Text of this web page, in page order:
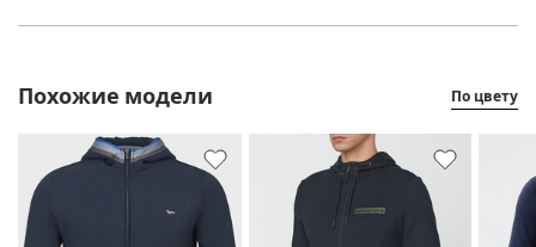
Похожие модели По цвету